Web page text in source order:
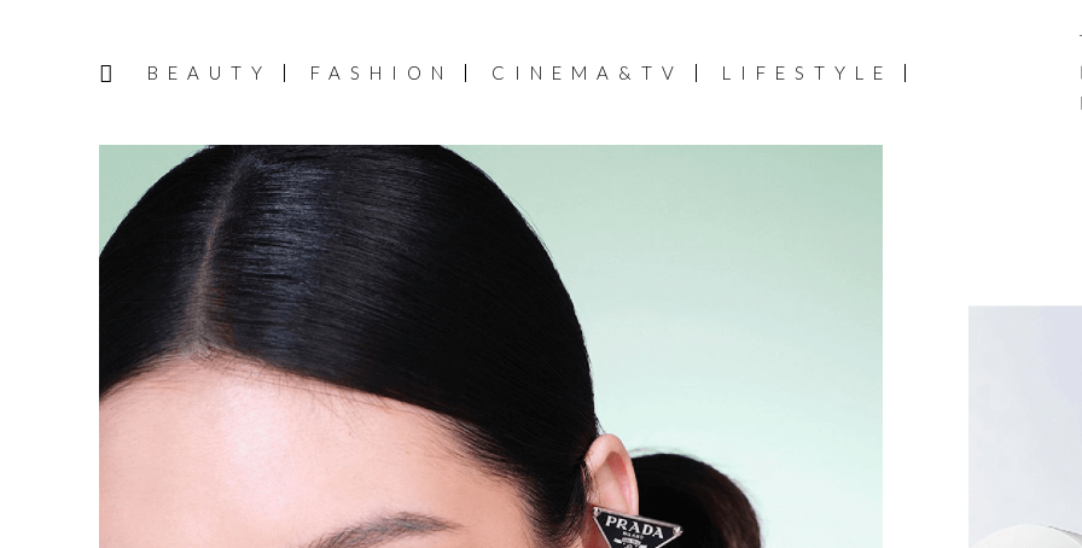
BEAUTY FASHION CINEMA&TV LIFESTYLE